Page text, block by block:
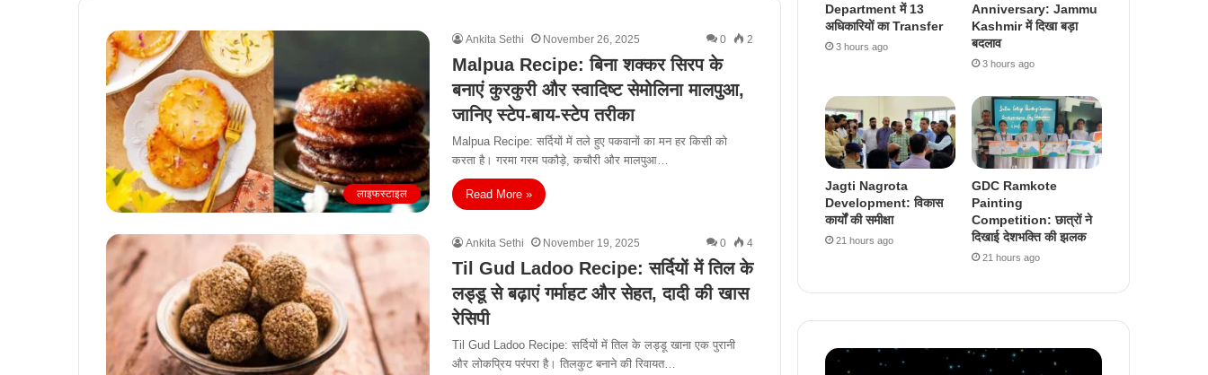
लाइफस्टाइल
Ankita Sethi November 26, 2025 0 2
Malpua Recipe: बिना शक्कर सिरप के
बनाएं कुरकुरी और स्वादिष्ट सेमोलिना मालपुआ,
जानिए स्टेप-बाय-स्टेप तरीका
Malpua Recipe: सर्दियों में तले हुए पकवानों का मन हर किसी को
करता है। गरमा गरम पकौड़े, कचौरी और मालपुआ…
Read More »
Ankita Sethi November 19, 2025 0 4
Til Gud Ladoo Recipe: सर्दियों में तिल के
लड्डू से बढ़ाएं गर्माहट और सेहत, दादी की खास
रेसिपी
Til Gud Ladoo Recipe: सर्दियों में तिल के लड्डू खाना एक पुरानी
और लोकप्रिय परंपरा है। तिलकुट बनाने की रिवायत…
Department में 13
अधिकारियों का Transfer
3 hours ago
Anniversary: Jammu
Kashmir में दिखा बड़ा
बदलाव
3 hours ago
Jagti Nagrota
Development: विकास
कार्यों की समीक्षा
21 hours ago
GDC Ramkote
Painting
Competition: छात्रों ने
दिखाई देशभक्ति की झलक
21 hours ago